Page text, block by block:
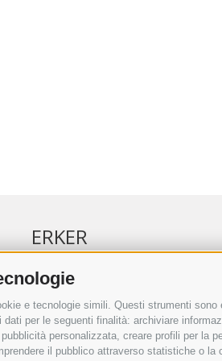
e tecnologie simili. Questi strumenti
per le seguenti finalità: archiviare
personalizzata, creare profili per
il pubblico attraverso statistiche o
ERKER
PUBBLICITÀ NELL’ERKER
PUBBLICITÀ ONLINE
ADDEBITO DIRETTO SEPA
REGOLAMENTO COMMENTI